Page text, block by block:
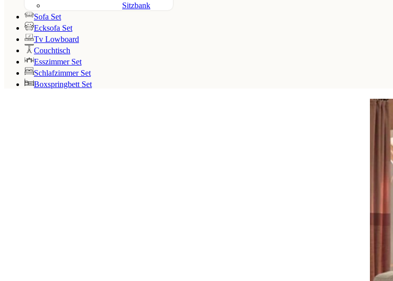
Sitzbank
Sofa Set
Ecksofa Set
Tv Lowboard
Couchtisch
Esszimmer Set
Schlafzimmer Set
Boxspringbett Set